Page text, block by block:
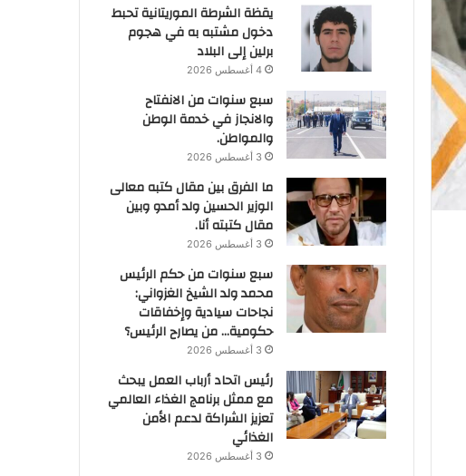
يقظة الشرطة الموريتانية تحبط
دخول مشتبه به في هجوم
برلين إلى البلاد
4 أغسطس 2026
سبع سنوات من الانفتاح
والانجاز في خدمة الوطن
والمواطن.
3 أغسطس 2026
ما الفرق بين مقال كتبه معالى
الوزير الحسين ولد أمدو وبين
مقال كتبته أنا.
3 أغسطس 2026
سبع سنوات من حكم الرئيس
محمد ولد الشيخ الغزواني:
نجاحات سيادية وإخفاقات
حكومية… من يصارح الرئيس؟
3 أغسطس 2026
رئيس اتحاد أرباب العمل يبحث
مع ممثل برنامج الغذاء العالمي
تعزيز الشراكة لدعم الأمن
الغذائي
3 أغسطس 2026